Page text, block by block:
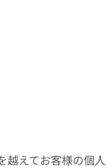
越えてお客様の個人